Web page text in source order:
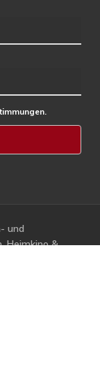
und
Heimkino &